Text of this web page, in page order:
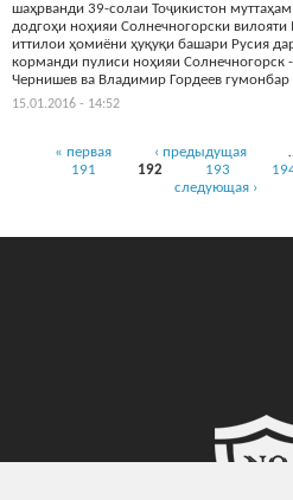
шаҳрванди 39-солаи Тоҷикистон
додгоҳи ноҳияи Солнечногорски
иттилои ҳомиёни ҳуқуқи башари Русия
корманди пулиси ноҳияи Солнечногорск
Чернишев ва Владимир Гордеев
15.01.2016 - 14:52
Страницы
« первая ‹ предыдущая
191
192 193
следующая ›